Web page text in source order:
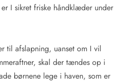
I sikret friske håndklæder under
til afslapning, uanset om I vil
skal der tændes op i
børnene lege i haven, som er